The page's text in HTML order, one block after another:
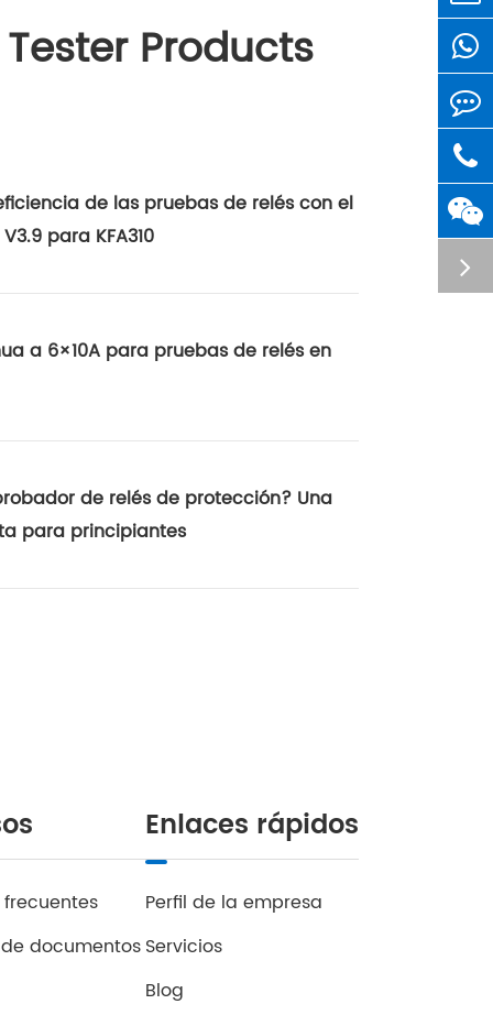
Products
de las pruebas de relés con el
para KFA310
a 6×10A para pruebas de relés en
de relés de protección? Una
para principiantes
documentos
Enlaces rápidos
Perfil de la empresa
Servicios
Blog